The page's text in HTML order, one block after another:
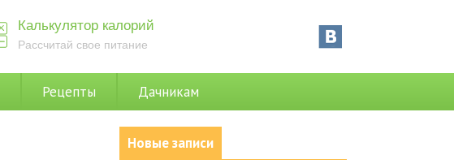
Калькулятор калорий
Рассчитай свое питание
Рецепты Дачникам
Новые записи